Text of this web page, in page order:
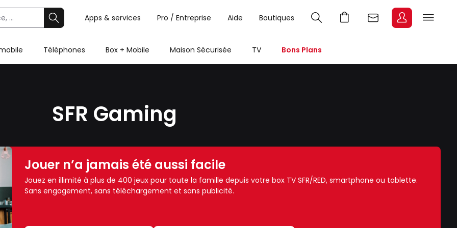
Apps & services Pro / Entreprise Aide Boutiques
Téléphones Box + Mobile Maison Sécurisée TV Bons Plans
SFR Gaming
Jouer n’a jamais été aussi facile
Jouez en illimité à plus de 400 jeux pour toute la famille depuis votre box TV SFR/RED, smartphone ou tablette.
Sans engagement, sans téléchargement et sans publicité.